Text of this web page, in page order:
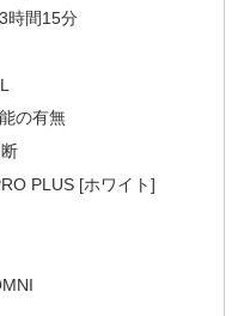
時間15分
の有無
PLUS [ホワイト]